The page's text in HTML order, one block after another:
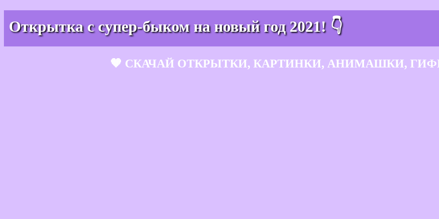
Открытка с супер-быком на новый год 2021! 👇
🧡 СКАЧАЙ ОТКРЫТКИ, КАРТИНКИ, АНИМАШКИ,